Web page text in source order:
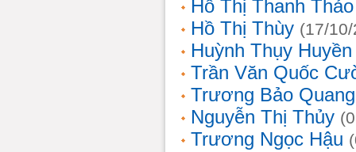
Hồ Thị Thanh Thảo
Hồ Thị Thùy (17/
Huỳnh Thụy
Trần Văn Quốc
Trương Bảo
Nguyễn Thị Thủy
Trương Ngọc Hậu